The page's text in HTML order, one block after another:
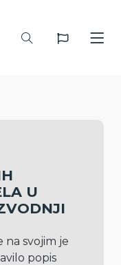
U
na svojim je
popis